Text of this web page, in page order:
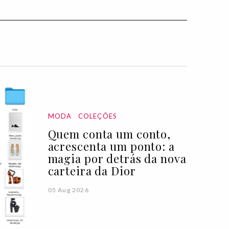
MODA COLEÇÕES
Quem conta um conto,
acrescenta um ponto: a
magia por detrás da nova
carteira da Dior
05 Aug 2026